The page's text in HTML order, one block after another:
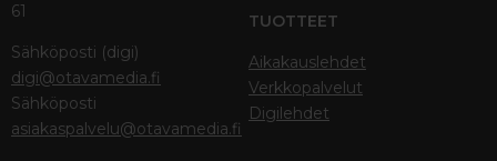
61
Sähköposti (digi)
digi@otavamedia.fi
Sähköposti
asiakaspalvelu@otavamedia.fi
TUOTTEET
Aikakauslehdet
Verkkopalvelut
Digilehdet